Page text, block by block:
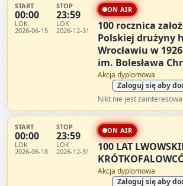
START
00:00
LOK
2026-06-15
STOP
23:59
LOK
2026-12-31
ON AIR
100 rocznica
Polskiej drużyny
Wrocławiu w
im. Bolesława
Akcja dyplomowa
Zaloguj się aby
Nikt nie jest
START
00:00
LOK
2026-06-18
STOP
23:59
LOK
2026-12-31
ON AIR
100 LAT
Akcja dyplomowa
Zaloguj się aby